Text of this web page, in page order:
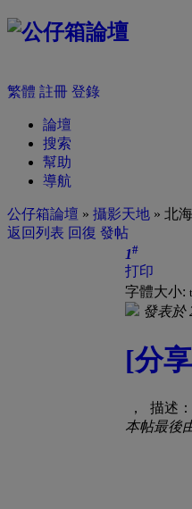
繁體 註冊 登錄
論壇
搜索
幫助
導航
公仔箱論壇 » 攝影天地 » 北
返回列表 回復 發帖
1#
打印
字體大小: t
發表於
[分
， 描述
本帖最後